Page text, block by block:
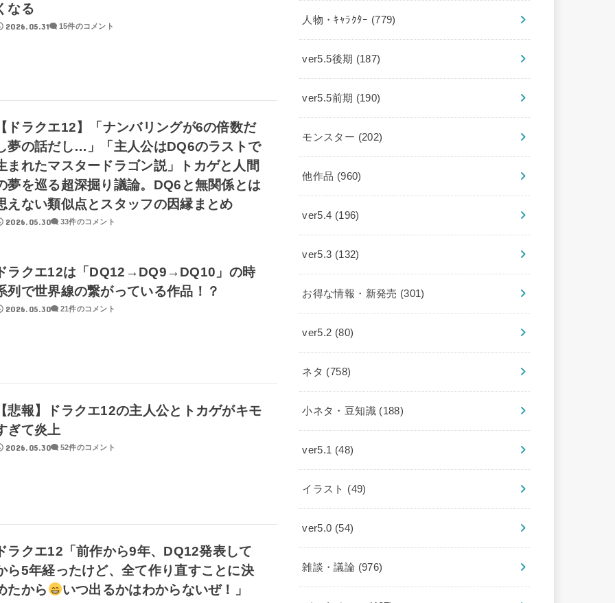
なる
2026.05.31 15件のコメント
ドラクエ12】「ナンバリングが6の倍数だ
夢の話だし…」「主人公はDQ6のラストで
まれたマスタードラゴン説」トカゲと人間
夢を巡る超深掘り議論。DQ6と無関係とは
えない類似点とスタッフの因縁まとめ
2026.05.30 33件のコメント
ラクエ12は「DQ12→DQ9→DQ10」の時
列で世界線の繋がっている作品！？
2026.05.30 21件のコメント
悲報】ドラクエ12の主人公とトカゲがキモ
ぎて炎上
2026.05.30 52件のコメント
ラクエ12「前作から9年、DQ12発表して
ら5年経ったけど、全て作り直すことに決
たから
いつ出るかはわからないぜ！」
人物・ｷｬﾗｸﾀｰ (779)
ver5.5後期 (187)
ver5.5前期 (190)
モンスター (202)
他作品 (960)
ver5.4 (196)
ver5.3 (132)
お得な情報・新発売 (301)
ver5.2 (80)
ネタ (758)
小ネタ・豆知識 (188)
ver5.1 (48)
イラスト (49)
ver5.0 (54)
雑談・議論 (976)